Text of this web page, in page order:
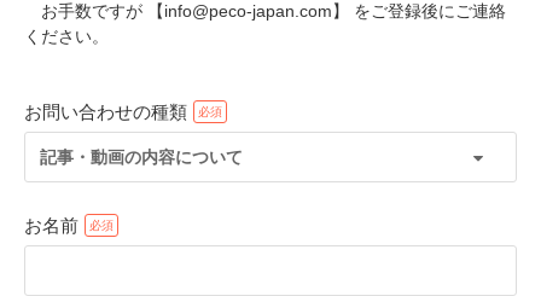
お手数ですが 【info@peco-japan.com】 をご登録後にご連絡
ください。
お問い合わせの種類
記事・動画の内容について
お名前